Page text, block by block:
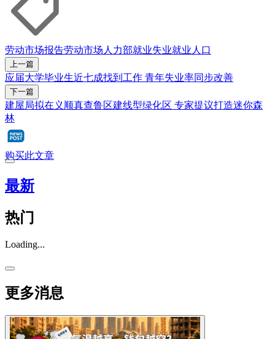
劳动市场报告劳动市场 人力部就业失业就业人口
上一篇
应届大学毕业生近七成找到工作 青年失业率同步改善
下一篇
建屋局拟在义顺真查鲁区建线型绿化区 专家提议打造迷你森
林
购买此文章
最新
热门
Loading...
更多消息